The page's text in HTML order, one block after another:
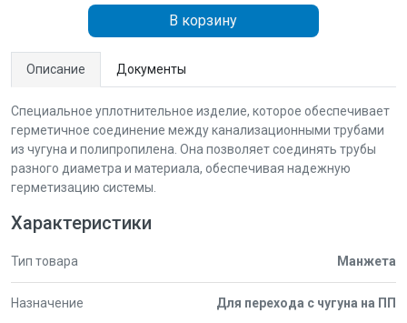
В корзину
Описание Документы
Специальное уплотнительное изделие, которое обеспечивает
герметичное соединение между канализационными трубами
из чугуна и полипропилена. Она позволяет соединять трубы
разного диаметра и материала, обеспечивая надежную
герметизацию системы.
Характеристики
Тип товара Манжета
Назначение Для перехода с чугуна на ПП